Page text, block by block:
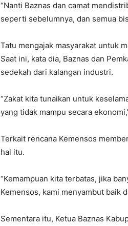
“Nanti Baznas dan camat
seperti sebelumnya, dan semua
Tatu mengajak masyarakat untuk
Saat ini, kata dia, Baznas dan
sedekah dari kalangan industri.
“Zakat kita tunaikan untuk
yang tidak mampu secara
Terkait rencana Kemensos
hal itu.
“Kemampuan kita terbatas, jika
Kemensos, kami menyambut baik
Sementara itu, Ketua Baznas